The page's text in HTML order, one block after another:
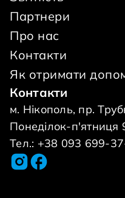
Партнери
Про нас
Контакти
Як отримати
Контакти
м. Нікополь, пр.
Понеділок-п'ятниця
Тел.: +38 093 699-